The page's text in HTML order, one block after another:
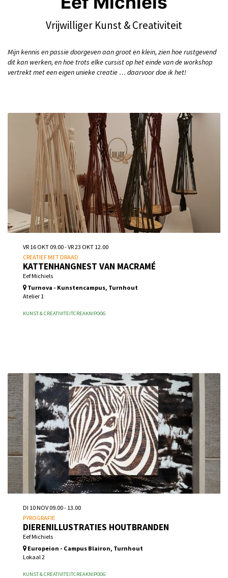
Vrijwilliger Kunst & Creativiteit
Mijn kennis en passie doorgeven aan groot en klein, zien hoe rustgevend
dit kan werken, en hoe trots elke cursist op het einde van de workshop
vertrekt met een eigen unieke creatie … daarvoor doe ik het!
KATTENHANGNEST VAN MACRAMÉ
Eef Michiels
CREATIEF MET DRAAD
VR 16 OKT 09.00-VR 23 OKT 12.00
Turnova - Kunstencampus, Turnhout
Atelier 1
KUNST & CREATIVITEITCREAKNIPOOG
DIERENILLUSTRATIES HOUTBRANDEN
Eef Michiels
PYROGRAFIE
DI 10 NOV09.00 - 13.00
Europeion - Campus Blairon, Turnhout
Lokaal 2
KUNST & CREATIVITEITCREAKNIPOOG